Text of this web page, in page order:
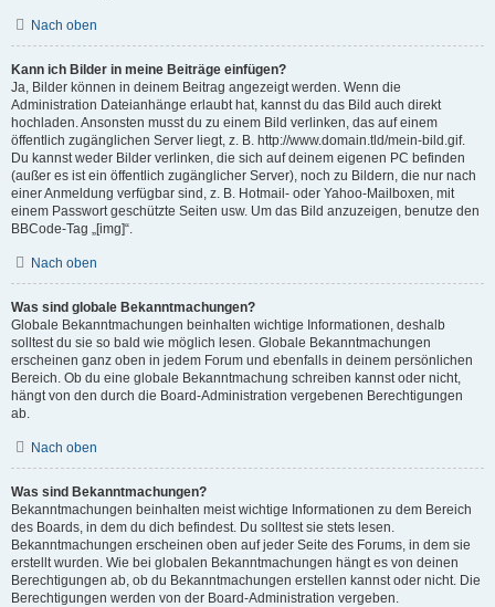
Nach oben
Kann ich Bilder in meine Beiträge einfügen?
Ja, Bilder können in deinem Beitrag angezeigt werden. Wenn die
Administration Dateianhänge erlaubt hat, kannst du das Bild auch direkt
hochladen. Ansonsten musst du zu einem Bild verlinken, das auf einem
öffentlich zugänglichen Server liegt, z. B. http://www.domain.tld/mein-bild.gif.
Du kannst weder Bilder verlinken, die sich auf deinem eigenen PC befinden
(außer es ist ein öffentlich zugänglicher Server), noch zu Bildern, die nur nach
einer Anmeldung verfügbar sind, z. B. Hotmail- oder Yahoo-Mailboxen, mit
einem Passwort geschützte Seiten usw. Um das Bild anzuzeigen, benutze den
BBCode-Tag „[img]“.
Nach oben
Was sind globale Bekanntmachungen?
Globale Bekanntmachungen beinhalten wichtige Informationen, deshalb
solltest du sie so bald wie möglich lesen. Globale Bekanntmachungen
erscheinen ganz oben in jedem Forum und ebenfalls in deinem persönlichen
Bereich. Ob du eine globale Bekanntmachung schreiben kannst oder nicht,
hängt von den durch die Board-Administration vergebenen Berechtigungen
ab.
Nach oben
Was sind Bekanntmachungen?
Bekanntmachungen beinhalten meist wichtige Informationen zu dem Bereich
des Boards, in dem du dich befindest. Du solltest sie stets lesen.
Bekanntmachungen erscheinen oben auf jeder Seite des Forums, in dem sie
erstellt wurden. Wie bei globalen Bekanntmachungen hängt es von deinen
Berechtigungen ab, ob du Bekanntmachungen erstellen kannst oder nicht. Die
Berechtigungen werden von der Board-Administration vergeben.